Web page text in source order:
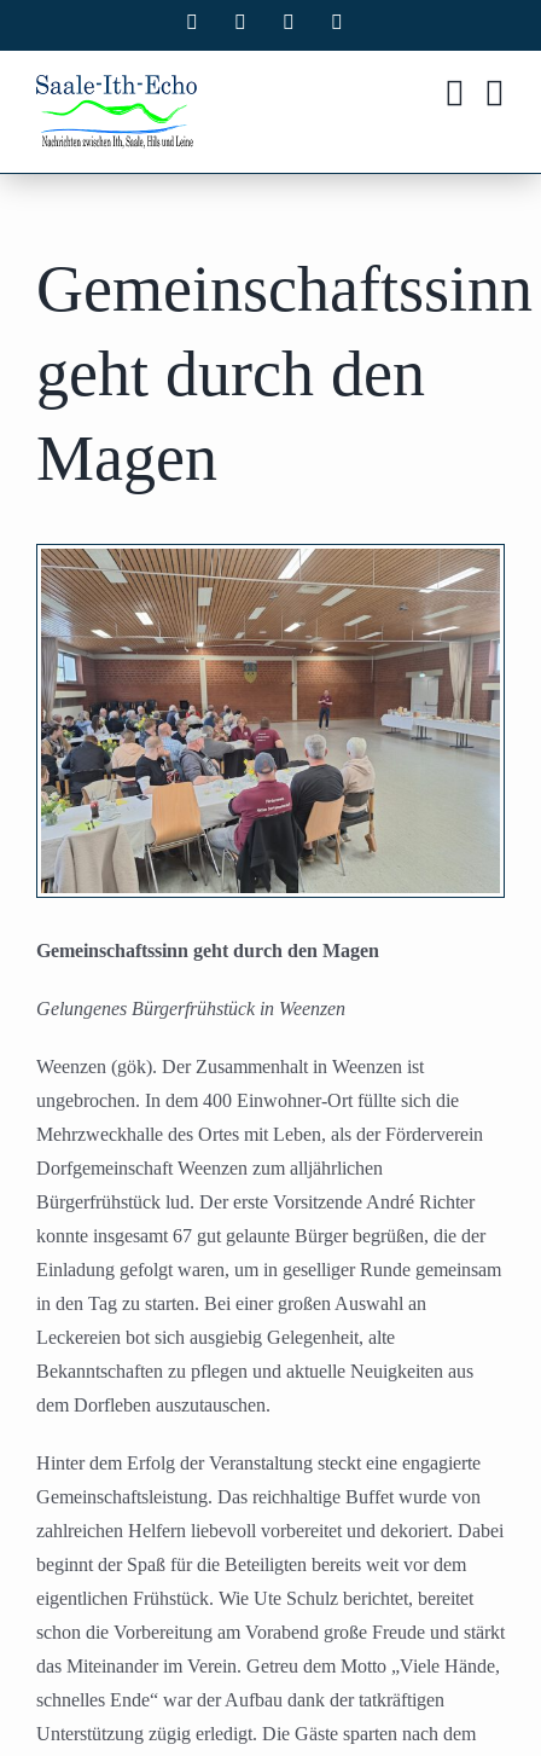
Inhalt
springen
Facebook Instagram
Gemeinschaftssinn
geht durch den
Magen
Zeige
grösseres
Bild
Gemeinschaftssinn geht durch den Magen
Gelungenes Bürgerfrühstück in Weenzen
Weenzen (gök). Der Zusammenhalt in Weenzen ist
ungebrochen. In dem 400 Einwohner-Ort füllte sich die
Mehrzweckhalle des Ortes mit Leben, als der Förderverein
Dorfgemeinschaft Weenzen zum alljährlichen
Bürgerfrühstück lud. Der erste Vorsitzende André Richter
konnte insgesamt 67 gut gelaunte Bürger begrüßen, die der
Einladung gefolgt waren, um in geselliger Runde gemeinsam
in den Tag zu starten. Bei einer großen Auswahl an
Leckereien bot sich ausgiebig Gelegenheit, alte
Bekanntschaften zu pflegen und aktuelle Neuigkeiten aus
dem Dorfleben auszutauschen.
Hinter dem Erfolg der Veranstaltung steckt eine engagierte
Gemeinschaftsleistung. Das reichhaltige Buffet wurde von
zahlreichen Helfern liebevoll vorbereitet und dekoriert. Dabei
beginnt der Spaß für die Beteiligten bereits weit vor dem
eigentlichen Frühstück. Wie Ute Schulz berichtet, bereitet
schon die Vorbereitung am Vorabend große Freude und stärkt
das Miteinander im Verein. Getreu dem Motto „Viele Hände,
schnelles Ende“ war der Aufbau dank der tatkräftigen
Unterstützung zügig erledigt. Die Gäste sparten nach dem